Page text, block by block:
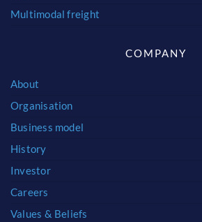
Multimodal freight
COMPANY
About
Organisation
Business model
History
Investor
Careers
Values & Beliefs